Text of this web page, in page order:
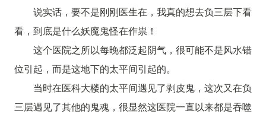
说实话，要不是刚刚医生在，我真的想去负三层下看
看，到底是什么妖魔鬼怪在作祟！
这个医院之所以每晚都泛起阴气，很可能不是风水错
位引起，而是这地下的太平间引起的。
当时在医科大楼的太平间遇见了剥皮鬼，这次又在负
三层遇见了其他的鬼魂，很显然这医院一直以来都是吞噬